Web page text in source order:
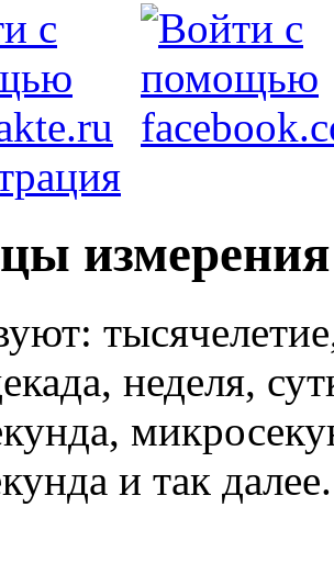
неделя,
и так далее.